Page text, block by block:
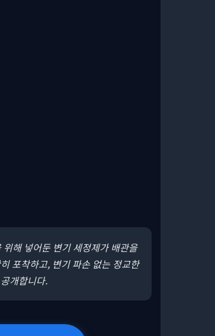
해 넣어둔 변기 세정제가 배관을
포착하고, 변기 파손 없는 정교한
개합니다.